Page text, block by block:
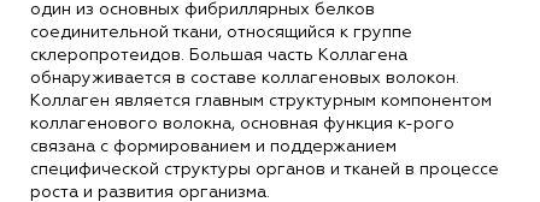
один из основных фибриллярных белков
соединительной ткани, относящийся к группе
склеропротеидов. Большая часть Коллагена
обнаруживается в составе коллагеновых волокон.
Коллаген является главным структурным компонентом
коллагенового волокна, основная функция к-рого
связана с формированием и поддержанием
специфической структуры органов и тканей в процессе
роста и развития организма.